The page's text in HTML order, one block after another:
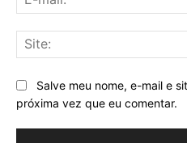
Salve meu nome, e-mail e
próxima vez que eu comentar.